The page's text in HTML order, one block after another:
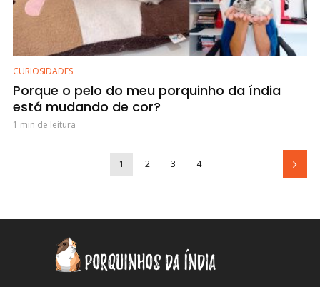
CURIOSIDADES
Porque o pelo do meu porquinho da índia
está mudando de cor?
1 min de leitura
1 2 3 4